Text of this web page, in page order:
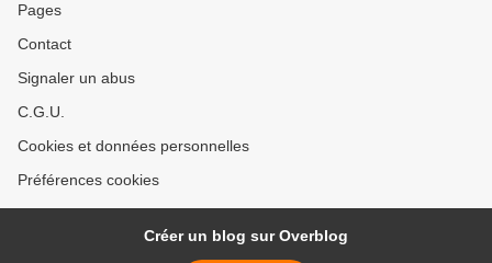
Pages
Contact
Signaler un abus
C.G.U.
Cookies et données personnelles
Préférences cookies
Créer un blog sur Overblog